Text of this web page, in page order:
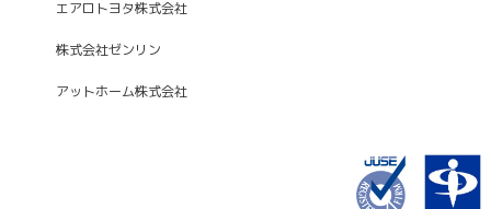
エアロトヨタ株式会社
株式会社ゼンリン
アットホーム株式会社